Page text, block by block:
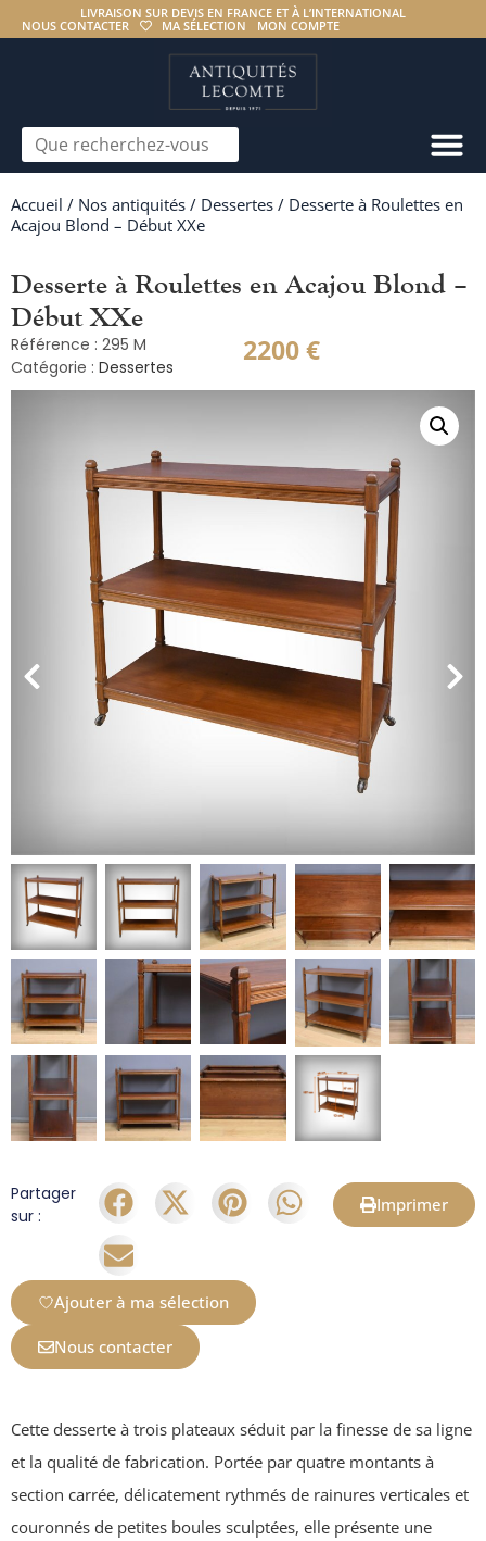
LIVRAISON SUR DEVIS EN FRANCE ET À L’INTERNATIONAL
NOUS CONTACTER
MA SÉLECTION MON COMPTE
Accueil / Nos antiquités / Dessertes / Desserte à Roulettes en
Acajou Blond – Début XXe
Desserte à Roulettes en Acajou Blond –
Début XXe
Référence : 295 M
Catégorie : Dessertes 2200€
Partager
sur :
Imprimer
Ajouter à ma sélection
Nous contacter
Cette desserte à trois plateaux séduit par la finesse de sa ligne
et la qualité de fabrication. Portée par quatre montants à
section carrée, délicatement rythmés de rainures verticales et
couronnés de petites boules sculptées, elle présente une